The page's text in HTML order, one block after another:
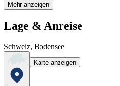
Mehr anzeigen
Lage & Anreise
Schweiz, Bodensee
Karte anzeigen